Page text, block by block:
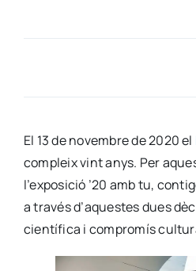
El 13 de novem­bre de 2020 el
com­pleix vint anys. Per
l’ex­po­si­ció ’20 amb tu,
a tra­vés d’a­ques­tes dues
cien­tí­fi­ca i com­pro­mís